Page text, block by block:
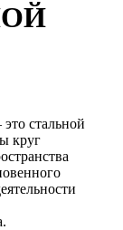
стальной
круг